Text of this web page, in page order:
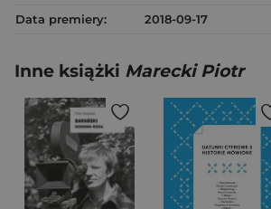
Data premiery:
2018-09-17
Inne książki Marecki Piotr